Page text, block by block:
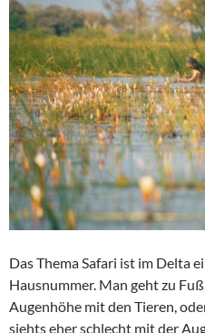
Das Thema Safari ist im Delta
Hausnummer. Man geht zu
Augenhöhe mit den Tieren,
siehts eher schlecht mit der